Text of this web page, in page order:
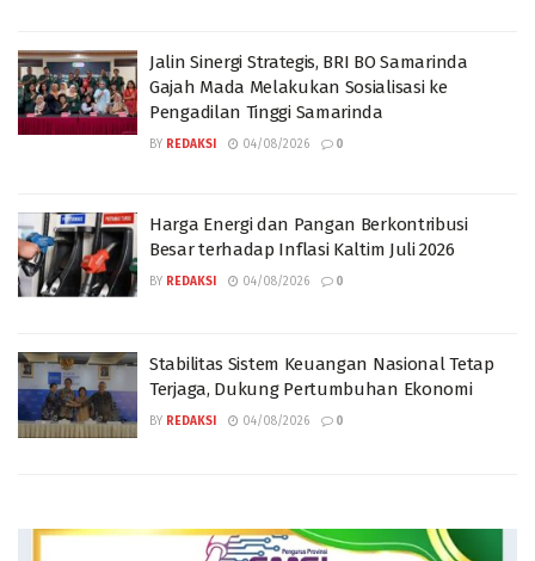
Jalin Sinergi Strategis, BRI BO Samarinda
Gajah Mada Melakukan Sosialisasi ke
Pengadilan Tinggi Samarinda
BY REDAKSI 04/08/2026 0
Harga Energi dan Pangan Berkontribusi
Besar terhadap Inflasi Kaltim Juli 2026
BY REDAKSI 04/08/2026 0
Stabilitas Sistem Keuangan Nasional Tetap
Terjaga, Dukung Pertumbuhan Ekonomi
BY REDAKSI 04/08/2026 0